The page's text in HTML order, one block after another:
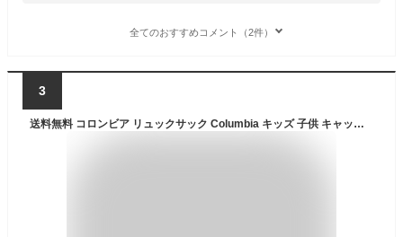
全てのおすすめコメント（2件）
3
送料無料 コロンビア リュックサック Columbia キッズ 子供 キャッスルロックユース 18L バックパック ロゴ リュックサック リュック バッグ 通学 通園 遠足 アウトドア PU8705